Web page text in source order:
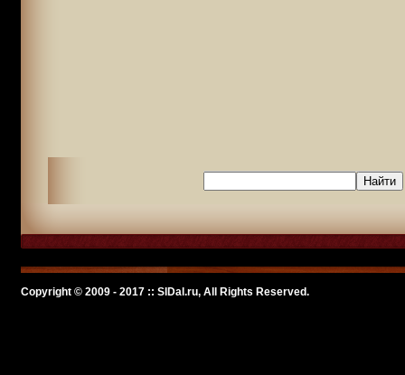
Copyright © 2009 - 2017 :: SlDal.ru, All Rights Reserved.